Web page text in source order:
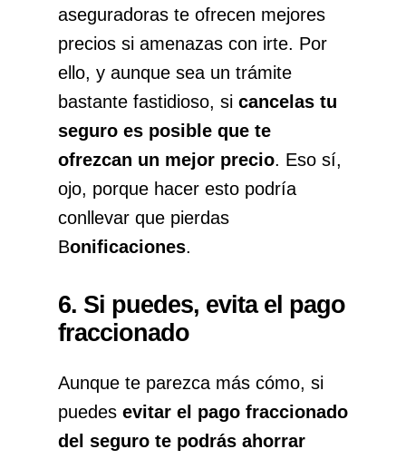
aseguradoras te ofrecen mejores
precios si amenazas con irte. Por
ello, y aunque sea un trámite
bastante fastidioso, si cancelas tu
seguro es posible que te
ofrezcan un mejor precio. Eso sí,
ojo, porque hacer esto podría
conllevar que pierdas
Bonificaciones.
6. Si puedes, evita el pago
fraccionado
Aunque te parezca más cómo, si
puedes evitar el pago fraccionado
del seguro te podrás ahorrar